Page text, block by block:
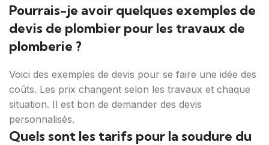
Pourrais-je avoir quelques exemples de
devis de plombier pour les travaux de
plomberie ?
Voici des exemples de devis pour se faire une idée des
coûts. Les prix changent selon les travaux et chaque
situation. Il est bon de demander des devis
personnalisés.
Quels sont les tarifs pour la soudure du